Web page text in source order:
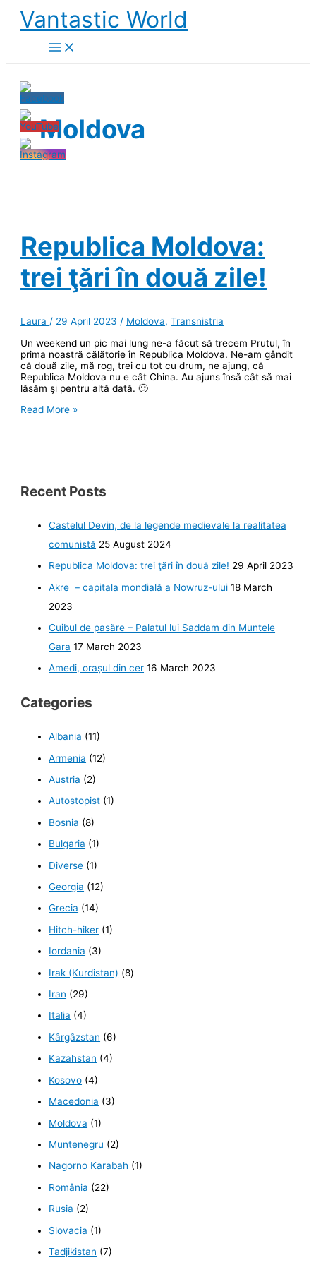
Skip
content
Vantastic World
Moldova
Republica Moldova:
trei ţări în două zile!
Laura / 29 April 2023 / Moldova,Transnistria
Un weekend un pic mai lung ne-a făcut să trecem Prutul, în
prima noastră călătorie în Republica Moldova. Ne-am gândit
că două zile, mă rog, trei cu tot cu drum, ne ajung, că
Republica Moldova nu e cât China. Au ajuns însă cât să mai
lăsăm şi pentru altă dată. 🙂
Republica
Read More »
Recent Posts
Castelul Devin, de la legende medievale la realitatea
comunistă 25 August 2024
Republica Moldova: trei ţări în două zile! 29 April 2023
Akre – capitala mondială a Nowruz-ului 18 March
2023
Cuibul de pasăre – Palatul lui Saddam din Muntele
Gara 17 March 2023
Amedi, orașul din cer 16 March 2023
Categories
Albania (11)
Armenia (12)
Austria (2)
Autostopist (1)
Bosnia (8)
Bulgaria (1)
Diverse (1)
Georgia (12)
Grecia (14)
Hitch-hiker (1)
Iordania (3)
Irak (Kurdistan) (8)
Iran (29)
Italia (4)
Kârgâzstan (6)
Kazahstan (4)
Kosovo (4)
Macedonia (3)
Moldova (1)
Muntenegru (2)
Nagorno Karabah (1)
România (22)
Rusia (2)
Slovacia (1)
Tadjikistan (7)